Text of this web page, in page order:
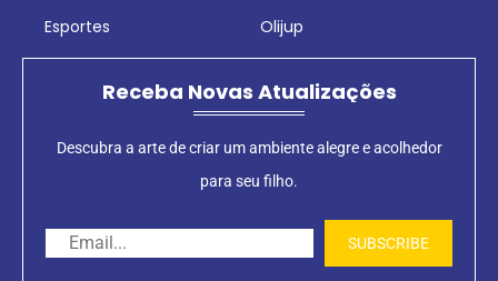
Esportes
Olijup
Receba Novas Atualizações
Descubra a arte de criar um ambiente alegre e acolhedor
para seu filho.